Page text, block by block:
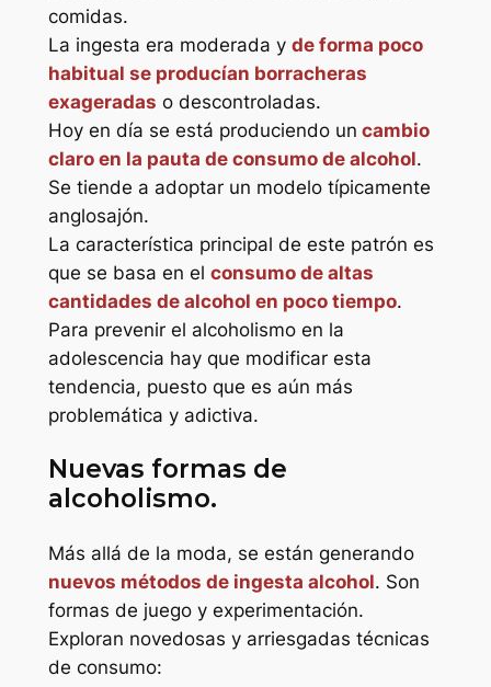
comidas.
La ingesta era moderada y de forma poco
habitual se producían borracheras
exageradas o descontroladas.
Hoy en día se está produciendo un cambio
claro en la pauta de consumo de alcohol.
Se tiende a adoptar un modelo típicamente
anglosajón.
La característica principal de este patrón es
que se basa en el consumo de altas
cantidades de alcohol en poco tiempo.
Para prevenir el alcoholismo en la
adolescencia hay que modificar esta
tendencia, puesto que es aún más
problemática y adictiva.
Nuevas formas de
alcoholismo.
Más allá de la moda, se están generando
nuevos métodos de ingesta alcohol. Son
formas de juego y experimentación.
Exploran novedosas y arriesgadas técnicas
de consumo: